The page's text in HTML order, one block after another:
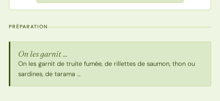
PRÉPARATION
On les garnit ...
On les garnit de truite fumée, de rillettes de saumon, thon ou
sardines, de tarama …